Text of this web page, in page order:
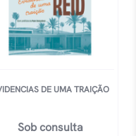
DE UMA TRAIÇÃO
Sob consulta